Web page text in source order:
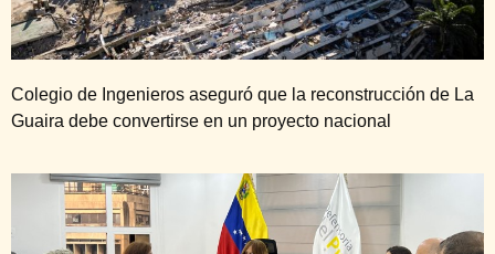
Colegio de Ingenieros aseguró que la reconstrucción de La
Guaira debe convertirse en un proyecto nacional